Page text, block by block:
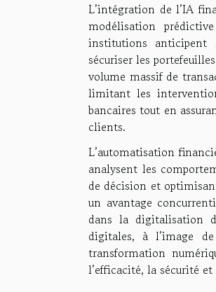
L’intégration de l’IA
modélisation
institutions anticipent
sécuriser les
volume massif de
limitant les
bancaires tout en
clients.
L’automatisation
analysent les
de décision et
un avantage
dans la digitalisation
digitales, à l’image de
transformation
l’efficacité, la sécurité